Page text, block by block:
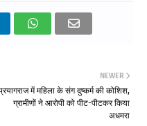
NEWER
में महिला के संग दुष्कर्म की कोशिश,
ग्रामीणों ने आरोपी को पीट-पीटकर किया
अधमरा